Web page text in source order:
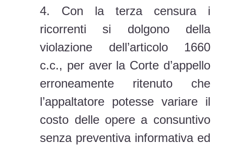
4. Con la terza censura i
ricorrenti si dolgono della
violazione dell’articolo 1660
c.c., per aver la Corte d’appello
erroneamente ritenuto che
l’appaltatore potesse variare il
costo delle opere a consuntivo
senza preventiva informativa ed